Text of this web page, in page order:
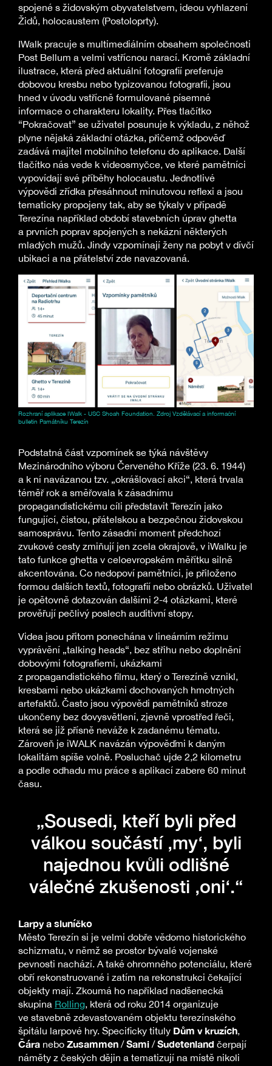
spojené s židovským obyvatelstvem, ideou vyhlazení
Židů, holocaustem (Postoloprty).
IWalk pracuje s multimediálním obsahem společnosti
Post Bellum a velmi vstřícnou narací. Kromě základní
ilustrace, která před aktuální fotografií preferuje
dobovou kresbu nebo typizovanou fotografii, jsou
hned v úvodu vstřícně formulované písemné
informace o charakteru lokality. Přes tlačítko
“Pokračovat” se uživatel posunuje k výkladu, z něhož
plyne nějaká základní otázka, přičemž odpověď
zadává majitel mobilního telefonu do aplikace. Další
tlačítko nás vede k videosmyčce, ve které pamětníci
vypovídají své příběhy holocaustu. Jednotlivé
výpovědi zřídka přesáhnout minutovou reflexi a jsou
tematicky propojeny tak, aby se týkaly v případě
Terezína například období stavebních úprav ghetta
a prvních poprav spojených s nekázní některých
mladých mužů. Jindy vzpomínají ženy na pobyt v dívčí
ubikaci a na přátelství zde navazovaná.
Rozhraní aplikace IWalk - USC Shoah Foundation. Zdroj Vzdělávací a informační
bulletin Památníku Terezín
Podstatná část vzpomínek se týká návštěvy
Mezinárodního výboru Červeného Kříže (23. 6. 1944)
a k ní navázanou tzv. „okrášlovací akci“, která trvala
téměř rok a směřovala k zásadnímu
propagandistickému cíli představit Terezín jako
fungující, čistou, přátelskou a bezpečnou židovskou
samosprávu. Tento zásadní moment předchozí
zvukové cesty zmiňují jen zcela okrajově, v iWalku je
tato funkce ghetta v celoevropském měřítku silně
akcentována. Co nedopoví pamětníci, je přiloženo
formou dalších textů, fotografií nebo obrázků. Uživatel
je opětovně dotazován dalšími 2-4 otázkami, které
prověřují pečlivý poslech auditivní stopy.
Videa jsou přitom ponechána v lineárním režimu
vyprávění „talking heads“, bez střihu nebo doplnění
dobovými fotografiemi, ukázkami
z propagandistického filmu, který o Terezíně vznikl,
kresbami nebo ukázkami dochovaných hmotných
artefaktů. Často jsou výpovědi pamětníků stroze
ukončeny bez dovysvětlení, zjevně vprostřed řeči,
která se již přísně neváže k zadanému tématu.
Zároveň je iWALK navázán výpověďmi k daným
lokalitám spíše volně. Posluchač ujde 2,2 kilometru
a podle odhadu mu práce s aplikací zabere 60 minut
času.
„Sousedi, kteří byli před
válkou součástí ‚my‘, byli
najednou kvůli odlišné
válečné zkušenosti ‚oni‘.“
Larpy a sluníčko
Město Terezín si je velmi dobře vědomo historického
schizmatu, v němž se prostor bývalé vojenské
pevnosti nachází. A také ohromného potenciálu, které
obří rekonstruované i zatím na rekonstrukci čekající
objekty mají. Zkoumá ho například nadšenecká
skupina Rolling, která od roku 2014 organizuje
ve stavebně zdevastovaném objektu terezínského
špitálu larpové hry. Specificky tituly Dům v kruzích,
Čára nebo Zusammen /Sami /Sudetenland čerpají
náměty z českých dějin a tematizují na místě nikoli